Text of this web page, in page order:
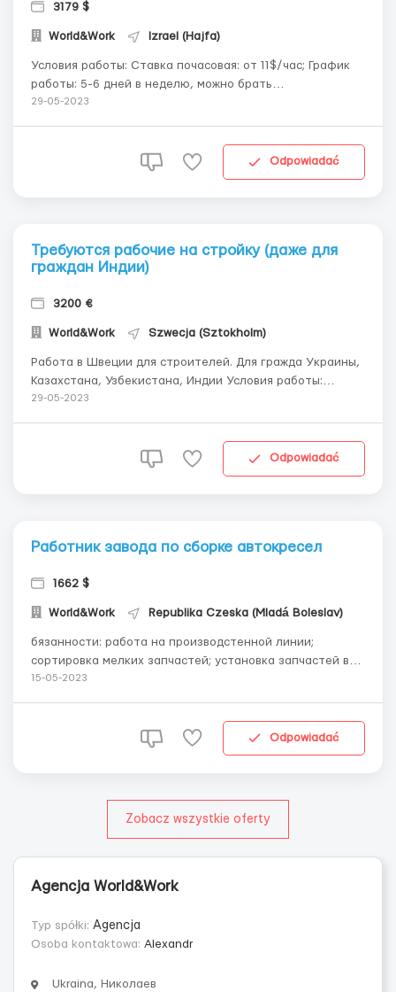
3179 $
World&Work Izrael (Hajfa)
Условия работы: Ставка почасовая: от 11$/час; График
работы: 5-6 дней в неделю, можно брать
дополнительные выходные дни; Обед 45 минут,
+100% к ставке Рабочие смены от 8 до 10 часов в ден...
29-05-2023
Odpowiadać
Требуются рабочие на стройку (даже для
граждан Индии)
3200 €
World&Work Szwecja (Sztokholm)
Работа в Швеции для строителей. Для гражда Украины,
Казахстана, Узбекистана, Индии Условия работы:
оплата — от 10-11 евро/час и выше; график работы: от 10
ЖИЛЬЕ И ПИТАНИЕ; предо...
29-05-2023
Odpowiadać
Работник завода по сборке автокресел
1662 $
World&Work Republika Czeska (Mladá Boleslav)
бязанности: работа на производстенной линии;
сортировка мелких запчастей; установка запчастей в
посадочные места каркаса автокресел; закладка
Условия работы: Ставк...
15-05-2023
Odpowiadać
Zobacz wszystkie oferty
Agencja World&Work
Typ spółki: Agencja
Osoba kontaktowa: Alexandr
Ukraina, Николаев